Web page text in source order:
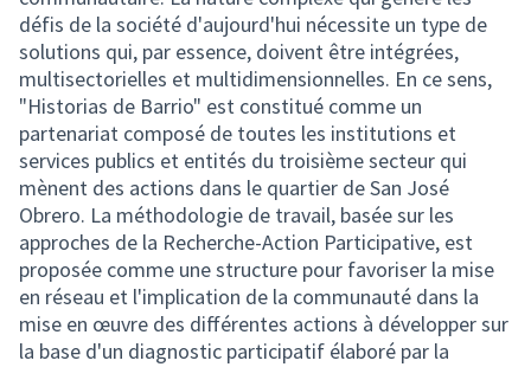
défis de la société d'aujourd'hui nécessite un type de
solutions qui, par essence, doivent être intégrées,
multisectorielles et multidimensionnelles. En ce sens,
"Historias de Barrio" est constitué comme un
partenariat composé de toutes les institutions et
services publics et entités du troisième secteur qui
mènent des actions dans le quartier de San José
Obrero. La méthodologie de travail, basée sur les
approches de la Recherche-Action Participative, est
proposée comme une structure pour favoriser la mise
en réseau et l'implication de la communauté dans la
mise en œuvre des différentes actions à développer sur
la base d'un diagnostic participatif élaboré par la